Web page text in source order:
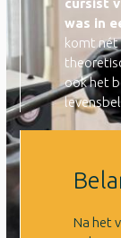
cursist
was in
komt
ook het
Na het